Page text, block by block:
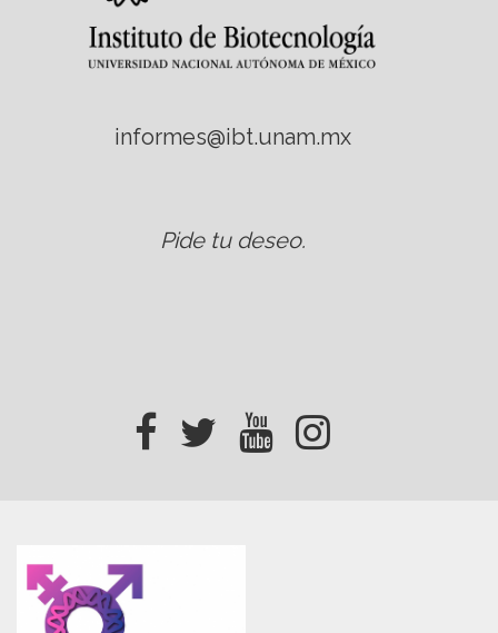
informes@ibt.unam.mx
Pide tu deseo.